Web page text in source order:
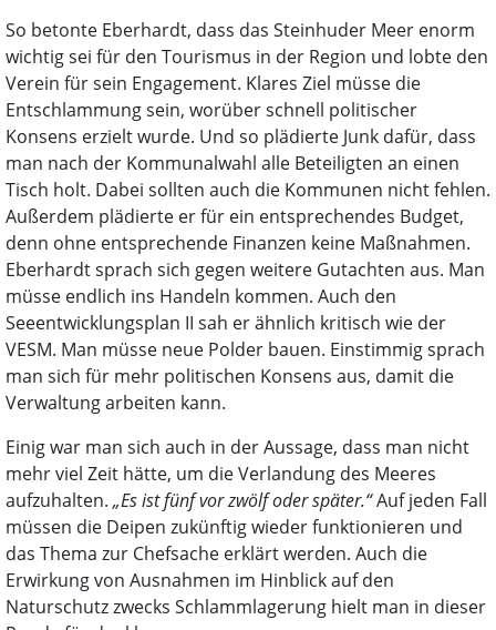
So betonte Eberhardt, dass das Steinhuder Meer enorm
wichtig sei für den Tourismus in der Region und lobte den
Verein für sein Engagement. Klares Ziel müsse die
Entschlammung sein, worüber schnell politischer
Konsens erzielt wurde. Und so plädierte Junk dafür, dass
man nach der Kommunalwahl alle Beteiligten an einen
Tisch holt. Dabei sollten auch die Kommunen nicht fehlen.
Außerdem plädierte er für ein entsprechendes Budget,
denn ohne entsprechende Finanzen keine Maßnahmen.
Eberhardt sprach sich gegen weitere Gutachten aus. Man
müsse endlich ins Handeln kommen. Auch den
Seeentwicklungsplan II sah er ähnlich kritisch wie der
VESM. Man müsse neue Polder bauen. Einstimmig sprach
man sich für mehr politischen Konsens aus, damit die
Verwaltung arbeiten kann.
Einig war man sich auch in der Aussage, dass man nicht
mehr viel Zeit hätte, um die Verlandung des Meeres
aufzuhalten. „Es ist fünf vor zwölf oder später.“Auf jeden Fall
müssen die Deipen zukünftig wieder funktionieren und
das Thema zur Chefsache erklärt werden. Auch die
Erwirkung von Ausnahmen im Hinblick auf den
Naturschutz zwecks Schlammlagerung hielt man in dieser